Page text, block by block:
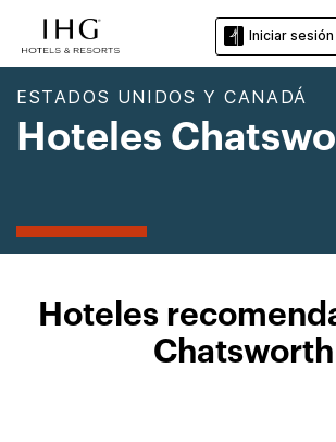
Iniciar
ESTADOS UNIDOS Y CANADÁ
Hoteles
Hoteles
Chatsworth